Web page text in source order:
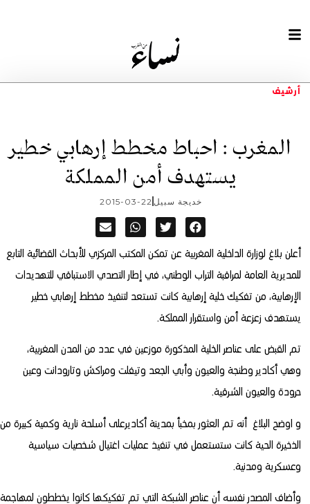
أرشيف
المغرب : احباط مخطط إرهابي خطير
يستهدف أمن المملكة
خديجة سبيل 2015-03-22
أعلن بلاغ لوزارة الداخلية المغربية عن تمكن المكتب المركزي للأبحاث القضائية التابع
للمديرية العامة لمراقبة التراب الوطني، في إطار التصدي الاستباقي للتهديدات
الإرهابية، من تفكيك خلية إرهابية كانت تستعد لتنفيذ مخطط إرهابي خطير
يستهدف زعزعة أمن واستقرار المملكة.
تم القبض على عناصر الخلية المذكورة موزعين في عدد من المدن المغربية،
وهي أكادير وطنجة والعيون وأبي الجعد وتيفلت ومراكش وتارودانت وعين
حرودة والعيون الشرقية.
و اوضح البلاغ أنه تم العثور بمخبأ بمدينة أكاديرعلى أسلحة نارية وكمية كبيرة من
الذخيرة الحية كانت ستستعمل في تنفيذ عمليات اغتيال شخصيات سياسية
وعسكرية ومدنية.
وأضاف المصدر نفسه أن عناصر الشبكة التي تم تفكيكها كانوا يخططون لمهاجمة